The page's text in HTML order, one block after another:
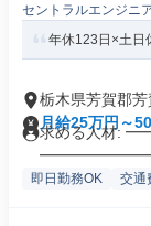
セントラルエンジニ
年休123日×土日
栃木県芳賀郡芳
月給25万円～
求める人材:
即日勤務OK 交通